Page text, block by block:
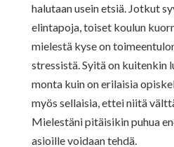
halutaan usein etsiä. Jotkut
elintapoja, toiset koulun
mielestä kyse on
stressistä. Syitä on kuitenkin
monta kuin on erilaisia
myös sellaisia, ettei niitä
Mielestäni pitäisikin puhua
asioille voidaan tehdä.